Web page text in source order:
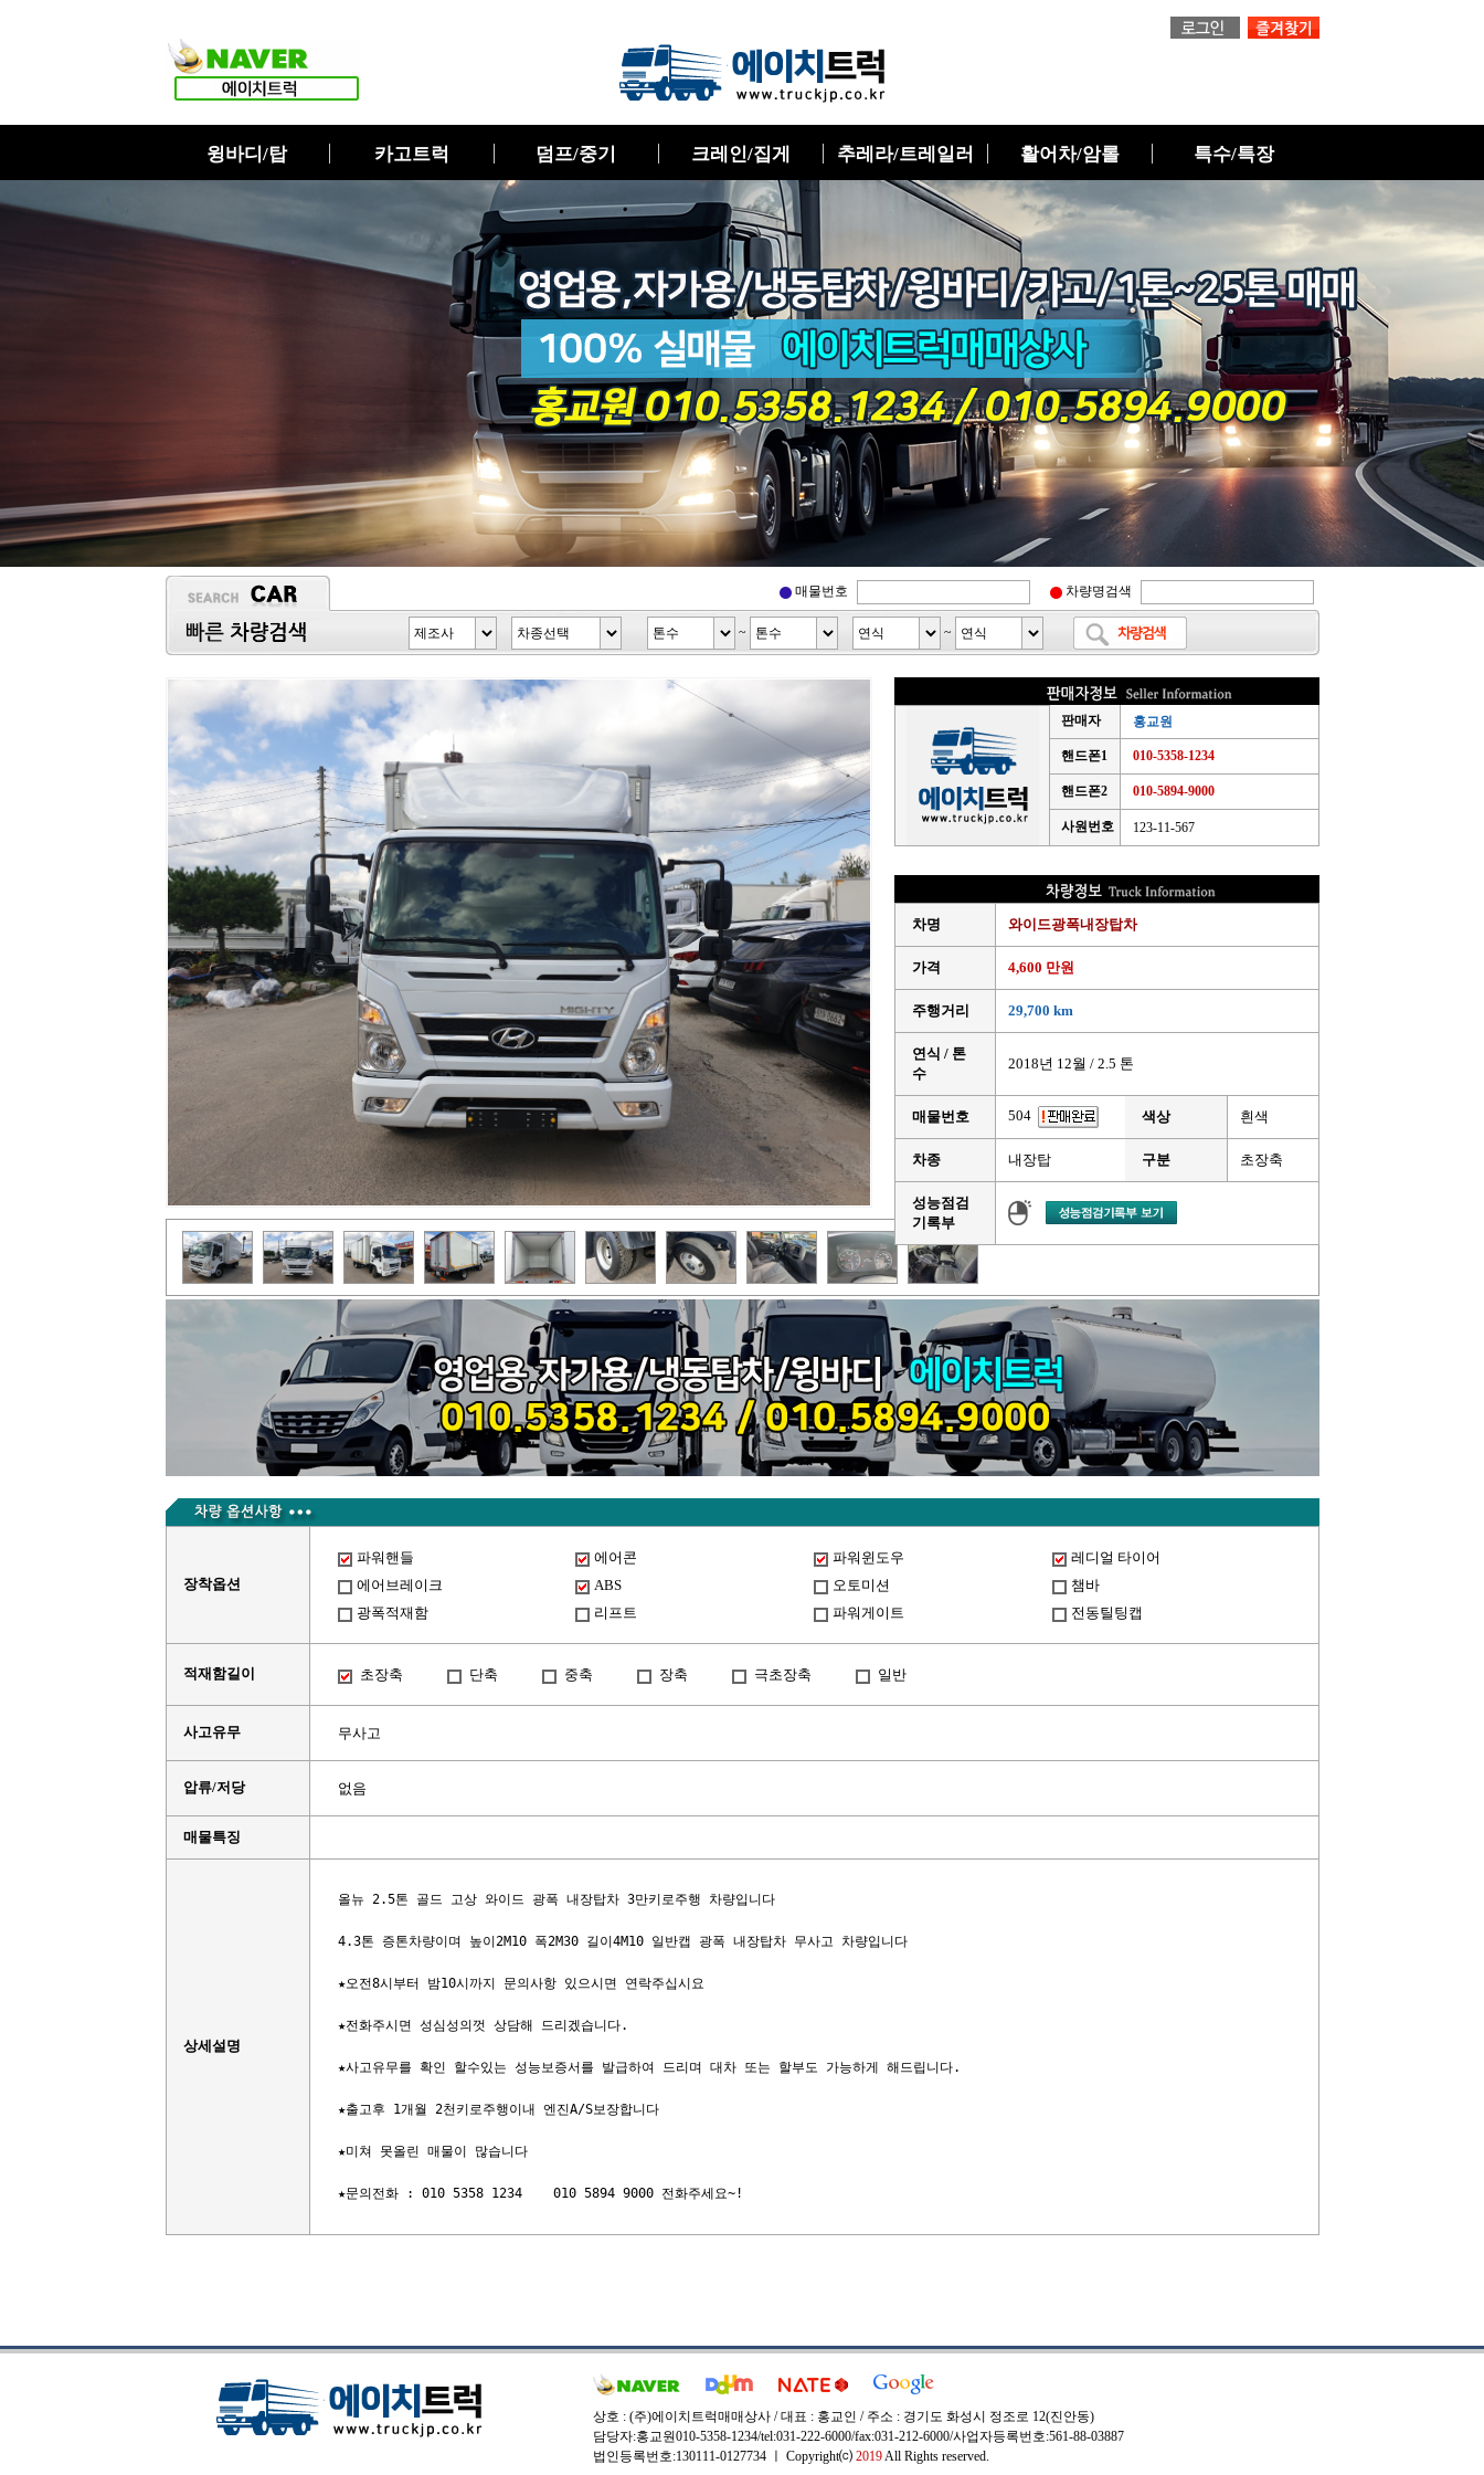
윙바디/탑 카고트럭 덤프/중기 크레인/집게 추레라/트레일러 활어차/암롤 특수/특장
매물번호 차량명검색
~ ~
판매자 홍교원
핸드폰1 010-5358-1234
핸드폰2 010-5894-9000
사원번호 123-11-567
차명 와이드광폭내장탑차
가격 4,600 만원
주행거리 29,700 km
연식 / 톤
수
2018년 12월 / 2.5 톤
매물번호 504 색상 흰색
차종 내장탑 구분 초장축
성능점검
기록부
장착옵션
파워핸들 에어콘 파워윈도우
레디얼 타이어
에어브레이크
ABS 오토미션
챔바
광폭적재함
리프트 파워게이트 전동틸팅캡
적재함길이 초장축 단축 중축 장축 극초장축 일반
사고유무 무사고
압류/저당 없음
매물특징
상세설명
올뉴 2.5톤 골드 고상 와이드 광폭 내장탑차 3만키로주행 차량입니다
4.3톤 증톤차량이며 높이2M10 폭2M30 길이4M10 일반캡 광폭 내장탑차 무사고 차량입니다
★오전8시부터 밤10시까지 문의사항 있으시면 연락주십시요
★전화주시면 성심성의껏 상담해 드리겠습니다.
★사고유무를 확인 할수있는 성능보증서를 발급하여 드리며 대차 또는 할부도 가능하게 해드립니다.
★출고후 1개월 2천키로주행이내 엔진A/S보장합니다
★미쳐 못올린 매물이 많습니다
★문의전화 : 010 5358 1234    010 5894 9000 전화주세요~!
상호 : (주)에이치트럭매매상사 / 대표 : 홍교인 / 주소 : 경기도 화성시 정조로 12(진안동)
담당자:홍교원010-5358-1234/tel:031-222-6000/fax:031-212-6000/사업자등록번호:561-88-03887
법인등록번호:130111-0127734 ㅣ Copyright⒞ 2019All Rights reserved.